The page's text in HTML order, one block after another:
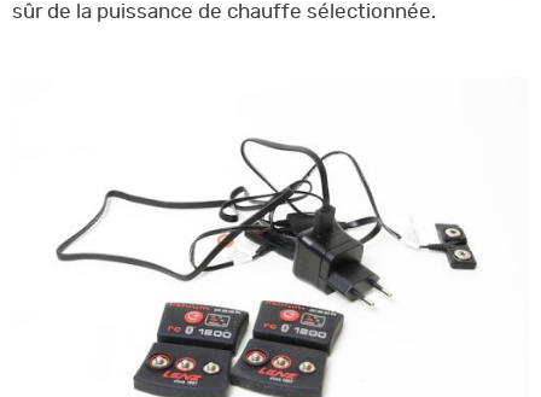
sûr de la puissance de chauffe sélectionnée.